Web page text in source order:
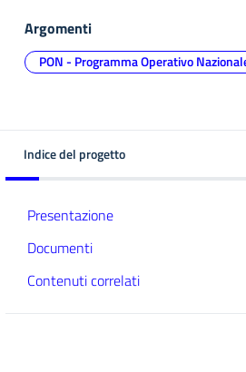
Argomenti
PON - Programma Operativo
Indice del progetto
Presentazione
Documenti
Contenuti correlati